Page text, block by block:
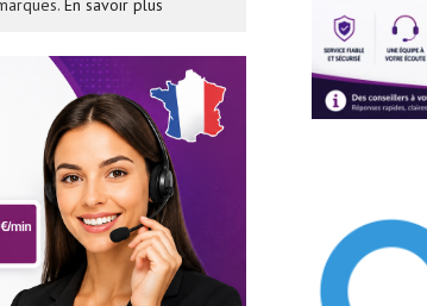
En savoir plus